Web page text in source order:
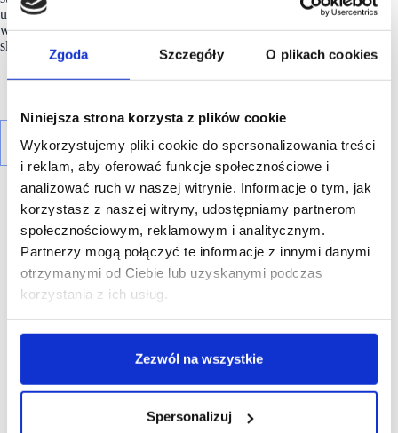
Zgoda Szczegóły O plikach cookies
Niniejsza strona korzysta z plików cookie
Wykorzystujemy pliki cookie do spersonalizowania treści
i reklam, aby oferować funkcje społecznościowe i
analizować ruch w naszej witrynie. Informacje o tym, jak
korzystasz z naszej witryny, udostępniamy partnerom
społecznościowym, reklamowym i analitycznym.
Partnerzy mogą połączyć te informacje z innymi danymi
otrzymanymi od Ciebie lub uzyskanymi podczas
korzystania z ich usług.
Zezwól na wszystkie
Spersonalizuj
używanej, segregowanej każdego dnia w ilości setek ton, przy
wykorzystaniu najnowocześniejszych w Polsce, w pełni
skomputeryzowanych linii do sortowania odzieży.
R E K L A M A